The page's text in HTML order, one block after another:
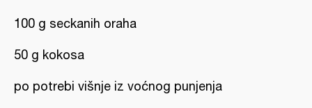
100 g seckanih oraha
50 g kokosa
po potrebi višnje iz voćnog punjenja